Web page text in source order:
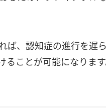
ば、認知症の進行を遅
ことが可能になります